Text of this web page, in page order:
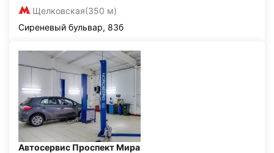
Щелковская(350 м)
Сиреневый бульвар, 83б
Автосервис Проспект Мира